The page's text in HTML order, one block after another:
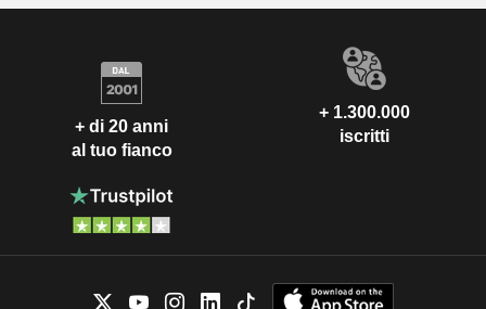
+ di 20 anni
al tuo fianco
+ 1.300.000
iscritti